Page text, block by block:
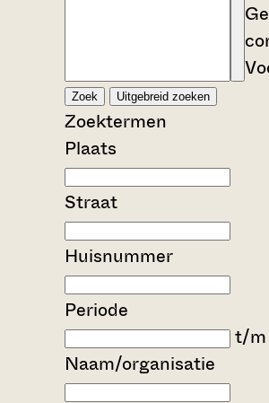
Zoek Uitgebreid zoeken
Zoektermen
Plaats
Straat
Huisnummer
Periode
t/m
Naam/organisatie